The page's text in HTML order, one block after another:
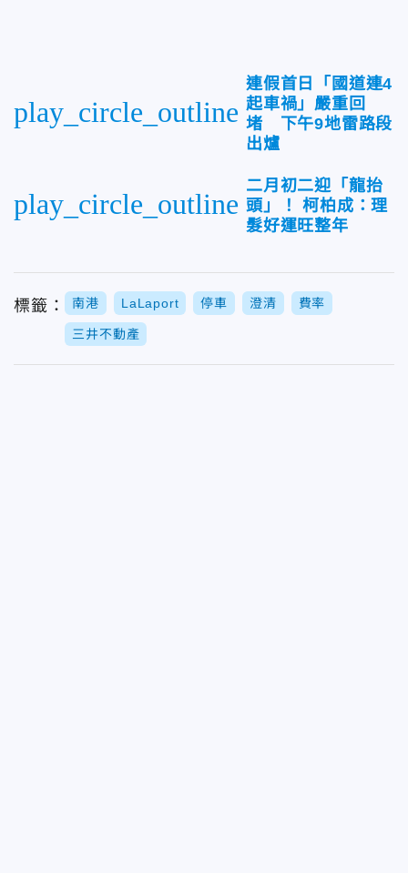
play_circle_outline
連假首日「國道連4
起車禍」嚴重回
堵 下午9地雷路段
出爐
play_circle_outline
二月初二迎「龍抬
頭」！ 柯柏成：理
髮好運旺整年
標籤： 南港 LaLaport 停車 澄清 費率
三井不動產